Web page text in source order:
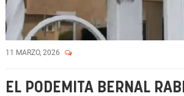
11 MARZO, 2026
EL PODEMITA BERNAL